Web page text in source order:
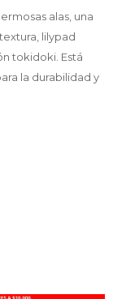
alas, una
lilypad
tokidoki. Está
la durabilidad y